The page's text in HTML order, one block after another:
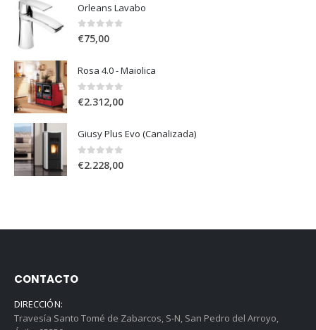
Orleans Lavabo
0out of 5
€75,00
Rosa 4.0 - Maiolica
0out of 5
€2.312,00
Giusy Plus Evo (Canalizada)
0 out of 5
€2.228,00
CONTACTO
DIRECCIÓN:
Travesía Santo Tomé de Zabarcos, S-N, San Pedro del Arroyo,